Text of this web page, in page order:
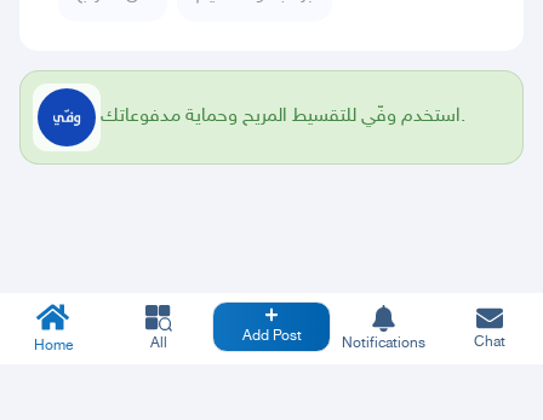
استخدم وفّي للتقسيط المريح وحماية مدفوعاتك.
Home All Add Post Notifications Chat